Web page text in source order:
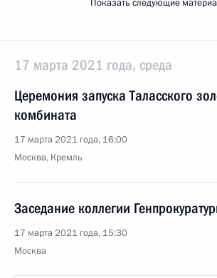
Показать следующие
17 марта 2021 года, среда
Церемония запуска Таласского
комбината
17 марта 2021 года, 16:00
Москва, Кремль
Заседание коллегии
17 марта 2021 года, 15:30
Москва